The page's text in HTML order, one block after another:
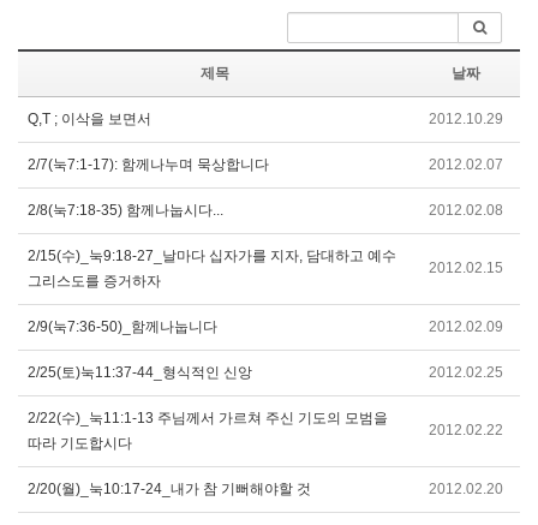
제목 날짜
Q,T ; 이삭을 보면서 2012.10.29
2/7(눅7:1-17): 함께나누며 묵상합니다 2012.02.07
2/8(눅7:18-35) 함께나눕시다... 2012.02.08
2/15(수)_눅9:18-27_날마다 십자가를 지자, 담대하고 예수
그리스도를 증거하자
2012.02.15
2/9(눅7:36-50)_함께나눕니다 2012.02.09
2/25(토)눅11:37-44_형식적인 신앙 2012.02.25
2/22(수)_눅11:1-13 주님께서 가르쳐 주신 기도의 모범을
따라 기도합시다
2012.02.22
2/20(월)_눅10:17-24_내가 참 기뻐해야할 것 2012.02.20